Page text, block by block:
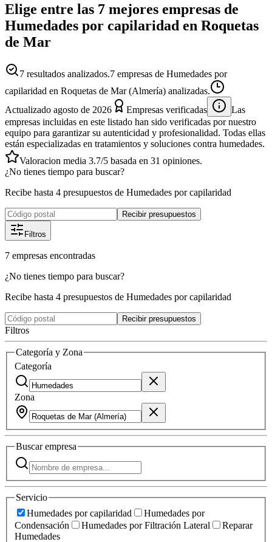
Elige entre las 7 mejores empresas de
Humedades por capilaridad en Roquetas
de Mar
7 resultados analizados.7 empresas de Humedades por
capilaridad en Roquetas de Mar (Almería) analizadas.
Actualizado agosto de 2026 Empresas verificadas
Las
empresas incluidas en este listado han sido verificadas por nuestro
equipo para garantizar su autenticidad y profesionalidad. Todas ellas
están especializadas en tratamientos y soluciones contra humedades.
Valoracion media 3.7/5 basada en 31 opiniones.
¿No tienes tiempo para buscar?
Recibe hasta 4 presupuestos de Humedades por capilaridad
Recibir presupuestos
Filtros
7 empresas encontradas
¿No tienes tiempo para buscar?
Recibe hasta 4 presupuestos de Humedades por capilaridad
Recibir presupuestos
Filtros
Categoría y Zona
Categoría
Zona
Buscarempresa
Servicio
Humedades por capilaridad
Humedades por
Condensación
Humedades por Filtración Lateral
Reparar
Humedades